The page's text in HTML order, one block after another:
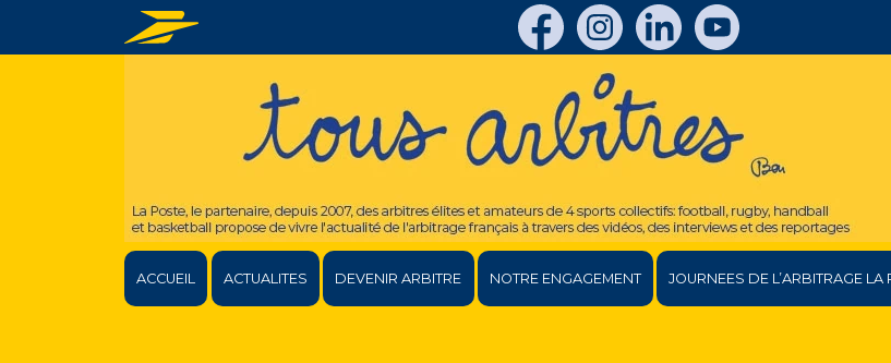
ACCUEIL ACTUALITES DEVENIR ARBITRE NOTRE ENGAGEMENT JOURNEES DE L’ARBITRAGE LA